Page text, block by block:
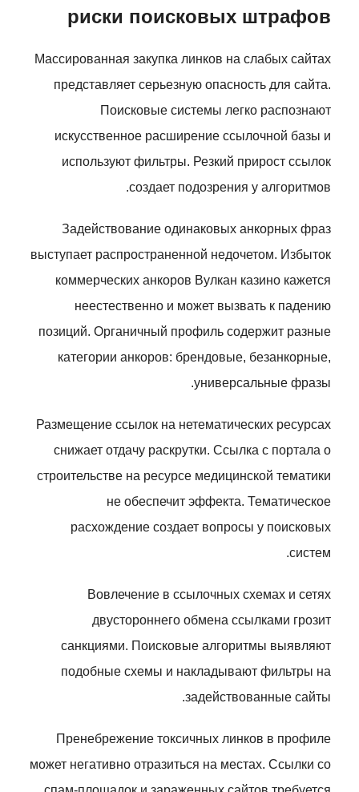
риски поисковых штрафов
Массированная закупка линков на слабых сайтах
представляет серьезную опасность для сайта.
Поисковые системы легко распознают
искусственное расширение ссылочной базы и
используют фильтры. Резкий прирост ссылок
создает подозрения у алгоритмов.
Задействование одинаковых анкорных фраз
выступает распространенной недочетом. Избыток
коммерческих анкоров Вулкан казино кажется
неестественно и может вызвать к падению
позиций. Органичный профиль содержит разные
категории анкоров: брендовые, безанкорные,
универсальные фразы.
Размещение ссылок на нетематических ресурсах
снижает отдачу раскрутки. Ссылка с портала о
строительстве на ресурсе медицинской тематики
не обеспечит эффекта. Тематическое
расхождение создает вопросы у поисковых
систем.
Вовлечение в ссылочных схемах и сетях
двустороннего обмена ссылками грозит
санкциями. Поисковые алгоритмы выявляют
подобные схемы и накладывают фильтры на
задействованные сайты.
Пренебрежение токсичных линков в профиле
может негативно отразиться на местах. Ссылки со